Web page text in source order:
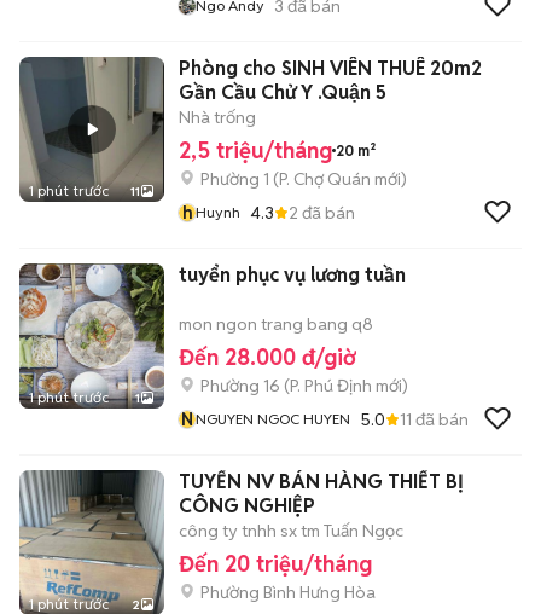
Ngo Andy 3 đã bán
1 phút trước 11
Phòng cho SINH VIÊN THUÊ 20m2
Gần Cầu Chử Y .Quận 5
Nhà trống
2,5 triệu/tháng 20 m²
Phường 1 (P. Chợ Quán mới)
hHuynh 4.3 2 đã bán
1 phút trước 1
tuyển phục vụ lương tuần
mon ngon trang bang q8
Đến 28.000 đ/giờ
Phường 16 (P. Phú Định mới)
NNGUYEN NGOC HUYEN 5.0 11 đã bán
1 phút trước 2
TUYỂN NV BÁN HÀNG THIẾT BỊ
CÔNG NGHIỆP
công ty tnhh sx tm Tuấn Ngọc
Đến 20 triệu/tháng
Phường Bình Hưng Hòa